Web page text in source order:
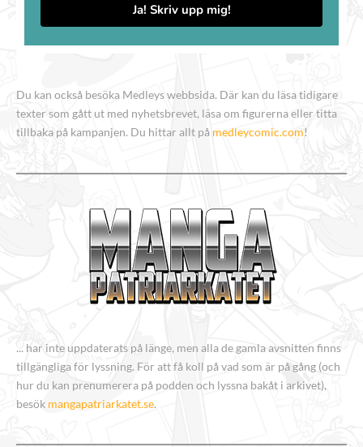
Ja! Skriv upp mig!
Du kan också besöka Medleys webbsida. Där kan du läsa tidigare
texter som gått ut med nyhetsbrevet, läsa om figurerna eller titta
tillbaka på kampanjen. Du hittar allt på medleycomic.com!
... har inte uppdaterats på länge, men alla de gamla avsnitten finns
tillgängliga för lyssning. För att få koll på vad som är på gång (och
hur du kan prenumerera på podden och lyssna bakåt i arkivet),
besök mangapatriarkatet.se.